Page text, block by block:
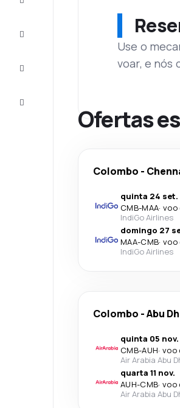
Use o
voar, e nós
Ofertas
Colombo -
quinta 24 set.
CMB-MAA· voo
IndiGo Airlines
domingo 27
MAA-CMB· voo
IndiGo Airlines
Colombo -Abu
quinta 05 nov.
CMB-AUH· voo
Air Arabia Abu
quarta 11 nov.
AUH-CMB· voo
Air Arabia Abu